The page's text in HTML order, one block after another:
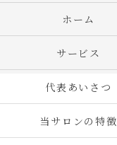
ホーム
サービス
代表あいさつ
当サロンの特徴